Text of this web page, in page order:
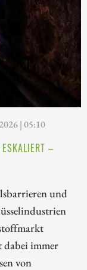
| 05:10
–
und
dabei immer
von